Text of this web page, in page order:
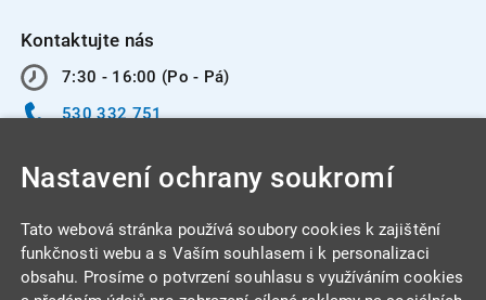
Kontaktujte nás
7:30 - 16:00 (Po - Pá)
530 332 751
Nastavení ochrany soukromí
Tato webová stránka používá soubory cookies k zajištění
funkčnosti webu a s Vaším souhlasem i k personalizaci
obsahu. Prosíme o potvrzení souhlasu s využíváním cookies